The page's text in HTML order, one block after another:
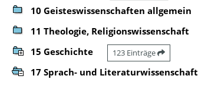
10 Geisteswissenschaften allgemein
11 Theologie, Religionswissenschaft
15 Geschichte 123 Einträge
17 Sprach- und Literaturwissenschaft